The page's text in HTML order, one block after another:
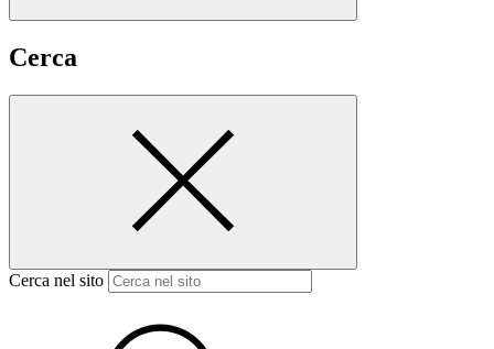
Cerca
Cerca nel sito